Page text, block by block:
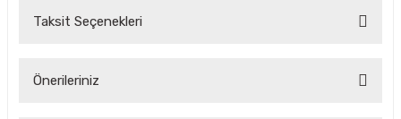
Taksit Seçenekleri
Önerileriniz